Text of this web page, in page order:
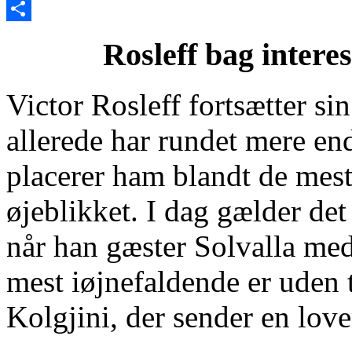
Email
Rosleff bag
Victor Rosleff fortsætter
allerede har rundet mere
placerer ham blandt de
øjeblikket. I dag gælder det
når han gæster Solvalla
mest iøjnefaldende er
Kolgjini, der sender en